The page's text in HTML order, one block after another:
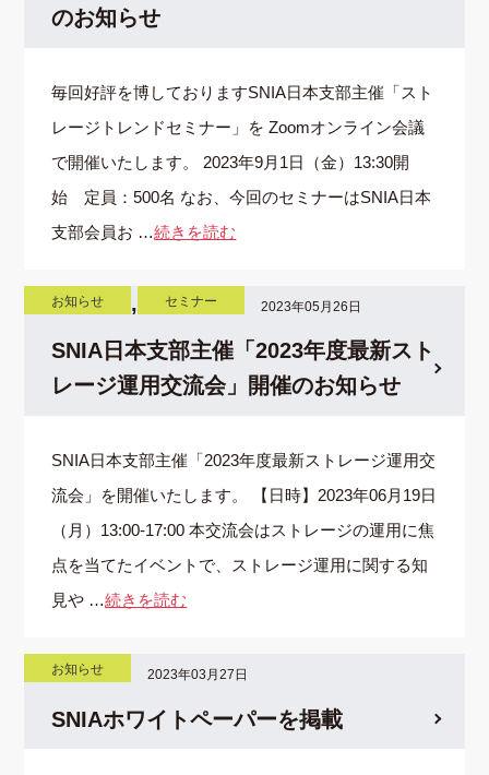
のお知らせ
毎回好評を博しておりますSNIA日本支部主催「スト
レージトレンドセミナー」を Zoomオンライン会議
で開催いたします。 2023年9月1日（金）13:30開
始 定員：500名 なお、今回のセミナーはSNIA日本
支部会員お …続きを読む
お知らせ , セミナー 2023年05月26日
SNIA日本支部主催「2023年度最新スト
レージ運用交流会」開催のお知らせ
SNIA日本支部主催「2023年度最新ストレージ運用交
流会」を開催いたします。 【日時】2023年06月19日
（月）13:00-17:00 本交流会はストレージの運用に焦
点を当てたイベントで、ストレージ運用に関する知
見や …続きを読む
お知らせ 2023年03月27日
SNIAホワイトペーパーを掲載